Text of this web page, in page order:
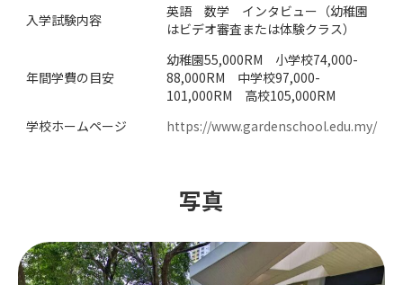
入学試験内容
英語 数学 インタビュー（幼稚園
はビデオ審査または体験クラス）
年間学費の目安
幼稚園55,000RM 小学校74,000-
88,000RM 中学校97,000-
101,000RM 高校105,000RM
学校ホームページ
https://www.gardenschool.edu.my/
写真